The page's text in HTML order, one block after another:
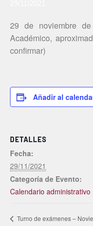
29 de noviembre
Académico,
confirmar)
Añadir al
DETALLES
Fecha:
29/11/2021
Categoría de Evento:
Calendario administrativo
Turno de exámenes –